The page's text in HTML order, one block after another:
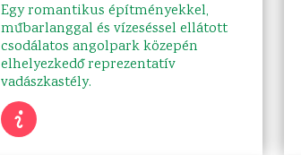
Egy romantikus építményekkel,
műbarlanggal és vízeséssel ellátott
csodálatos angolpark közepén
elhelyezkedő reprezentatív
vadászkastély.